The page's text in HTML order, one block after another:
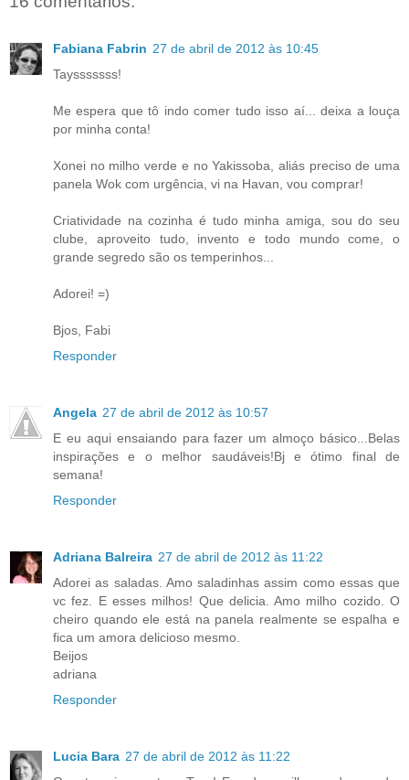
Fabiana Fabrin 27 de abril de 2012 às 10:45
Taysssssss!
Me espera que tô indo comer tudo isso aí... deixa a louça
por minha conta!
Xonei no milho verde e no Yakissoba, aliás preciso de uma
panela Wok com urgência, vi na Havan, vou comprar!
Criatividade na cozinha é tudo minha amiga, sou do seu
clube, aproveito tudo, invento e todo mundo come, o
grande segredo são os temperinhos...
Adorei! =)
Bjos, Fabi
Responder
Angela 27 de abril de 2012 às 10:57
E eu aqui ensaiando para fazer um almoço básico...Belas
inspirações e o melhor saudáveis!Bj e ótimo final de
semana!
Responder
Adriana Balreira 27 de abril de 2012 às 11:22
Adorei as saladas. Amo saladinhas assim como essas que
vc fez. E esses milhos! Que delicia. Amo milho cozido. O
cheiro quando ele está na panela realmente se espalha e
fica um amora delicioso mesmo.
Beijos
adriana
Responder
Lucia Bara 27 de abril de 2012 às 11:22